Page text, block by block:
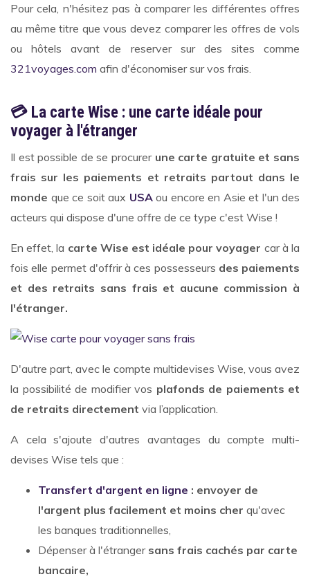
Pour cela, n'hésitez pas à comparer les différentes offres
au même titre que vous devez comparer les offres de vols
ou hôtels avant de reserver sur des sites comme
321voyages.com afin d'économiser sur vos frais.
💳 La carte Wise : une carte idéale pour
voyager à l'étranger
Il est possible de se procurer une carte gratuite et sans
frais sur les paiements et retraits partout dans le
monde que ce soit aux USAou encore en Asie et l'un des
acteurs qui dispose d'une offre de ce type c'est Wise !
En effet, la carte Wise est idéale pour voyager car à la
fois elle permet d'offrir à ces possesseurs des paiements
et des retraits sans frais et aucune commission à
l'étranger.
D'autre part, avec le compte multidevises Wise, vous avez
la possibilité de modifier vos plafonds de paiements et
de retraits directement via l’application.
A cela s'ajoute d'autres avantages du compte multi-
devises Wise tels que :
Transfert d'argent en ligne : envoyer de
l'argent plus facilement et moins cher qu'avec
les banques traditionnelles,
Dépenser à l'étrangersans frais cachés par carte
bancaire,